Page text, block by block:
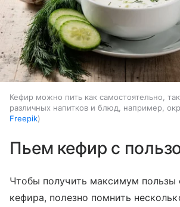
Кефир можно пить как самостоятельно,
различных напитков и блюд, например,
Freepik
Пьем кефир с
Чтобы получить максимум пользы
кефира, полезно помнить